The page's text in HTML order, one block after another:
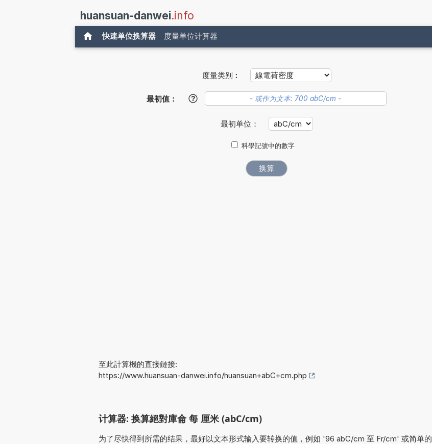
huansuan-danwei.info
快速单位换算器 度量单位计算器
度量类别︰
最初值： ?
最初单位：
科學記號中的數字
至此計算機的直接鏈接:
https://www.huansuan-danwei.info/huansuan+abC+cm.php
计算器: 换算絕對庫侖 每 厘米 (abC/cm)
为了尽快得到所需的结果，最好以文本形式输入要转换的值，例如 '96 abC/cm 至 Fr/cm' 或简单的